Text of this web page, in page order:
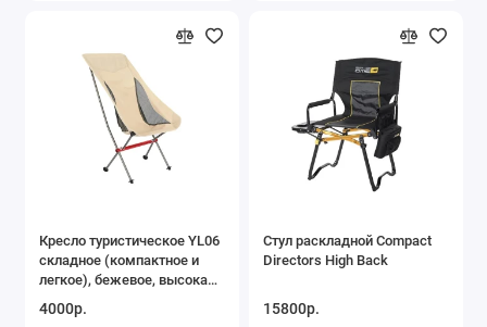
Кресло туристическое YL06
складное (компактное и
легкое), бежевое, высокая
4000р.
Стул раскладной Compact
Directors High Back
15800р.